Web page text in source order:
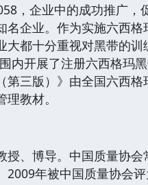
企业中的成功推广，
企业。作为实施六西
都十分重视对黑带的
内开展了注册六西格玛
三版）》由全国六西
教材。
、博导。中国质量协会
年被中国质量协会